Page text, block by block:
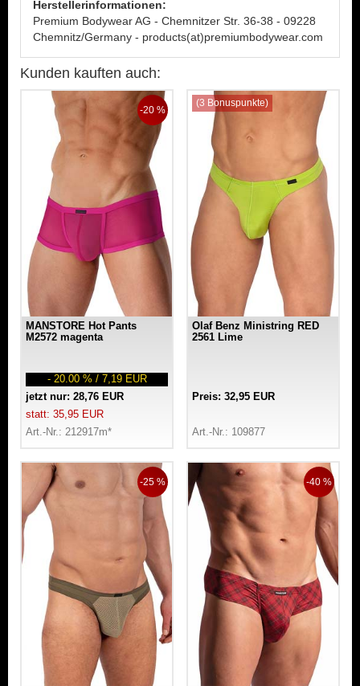
Herstellerinformationen:
Premium Bodywear AG - Chemnitzer Str. 36-38 - 09228
Chemnitz/Germany - products(at)premiumbodywear.com
Kunden kauften auch:
-20 %
MANSTORE Hot Pants
M2572 magenta
- 20.00 % / 7,19 EUR
jetzt nur: 28,76 EUR
statt: 35,95 EUR
Art.-Nr.: 212917m*
(3 Bonuspunkte)
Olaf Benz Ministring RED
2561 Lime
Preis: 32,95 EUR
Art.-Nr.: 109877
-25 % -40 %